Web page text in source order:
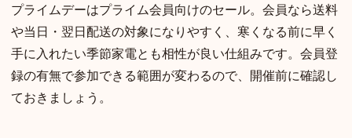
プライムデーはプライム会員向けのセール。会員なら送料
や当日・翌日配送の対象になりやすく、寒くなる前に早く
手に入れたい季節家電とも相性が良い仕組みです。会員登
録の有無で参加できる範囲が変わるので、開催前に確認し
ておきましょう。